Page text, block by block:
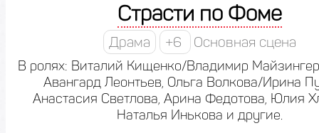
Страсти по Фоме
Драма +6 Основная сцена
В ролях: Виталий Кищенко/Владимир
Авангард Леонтьев, Ольга Волкова/Ирина
Анастасия Светлова, Арина Федотова, Юлия
Наталья Инькова и другие.